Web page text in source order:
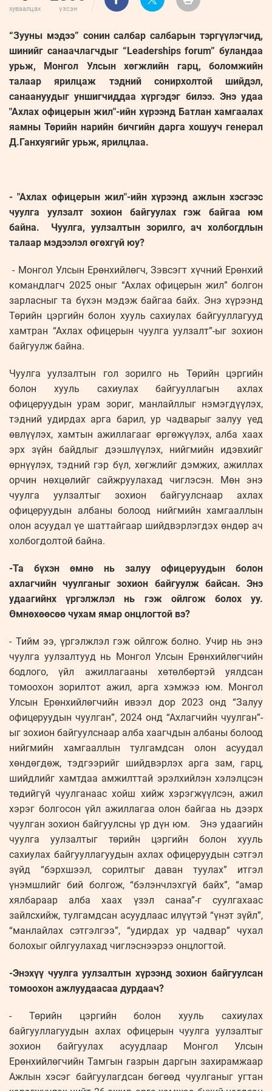
хуваалцах үзсэн
“Зууны мэдээ” сонин салбар салбарын тэргүүлэгчид,
шинийг санаачлагчдыг “Leaderships forum” буландаа
урьж, Монгол Улсын хөгжлийн гарц, боломжийн
талаар ярилцаж тэдний сонирхолтой шийдэл,
санаануудыг уншигчиддаа хүргэдэг билээ. Энэ удаа
"Ахлах офицерын жил"-ийн хүрээнд Батлан хамгаалах
яамны Төрийн нарийн бичгийн дарга хошууч генерал
Д.Ганхуягийг урьж, ярилцлаа.
- "Ахлах офицерын жил"-ийн хүрээнд ажлын хэсгээс
чуулга уулзалт зохион байгуулах гэж байгаа юм
байна. Чуулга, уулзалтын зорилго, ач холбогдлын
талаар мэдээлэл өгөхгүй юу?
- Монгол Улсын Ерөнхийлөгч, Зэвсэгт хүчний Ерөнхий
командлагч 2025 оныг “Ахлах офицерын жил” болгон
зарласныг та бүхэн мэдэж байгаа байх. Энэ хүрээнд
Төрийн цэргийн болон хууль сахиулах байгууллагууд
хамтран “Ахлах офицерын чуулга уулзалт”-ыг зохион
байгуулж байна.
Чуулга уулзалтын гол зорилго нь Төрийн цэргийн
болон хууль сахиулах байгууллагын ахлах
офицеруудын урам зориг, манлайллыг нэмэгдүүлэх,
тэдний удирдах арга барил, ур чадварыг залуу үед
өвлүүлэх, хамтын ажиллагааг өргөжүүлэх, алба хаах
эрх зүйн байдлыг дээшлүүлэх, нийгмийн идэвхийг
өрнүүлэх, тэдний гэр бүл, хөгжлийг дэмжих, ажиллах
орчин нөхцөлийг сайжруулахад чиглэсэн. Мөн энэ
чуулга уулзалтыг зохион байгуулснаар ахлах
офицеруудын албаны болоод нийгмийн хамгааллын
олон асуудал үе шаттайгаар шийдвэрлэгдэх өндөр ач
холбогдолтой байна.
-Та бүхэн өмнө нь залуу офицеруудын болон
ахлагчийн чуулганыг зохион байгуулж байсан. Энэ
удаагийнх үргэлжлэл нь гэж ойлгож болох уу.
Өмнөхөөсөө чухам ямар онцлогтой вэ?
- Тийм ээ, үргэлжлэл гэж ойлгож болно. Учир нь энэ
чуулга уулзалтууд нь Монгол Улсын Ерөнхийлөгчийн
бодлого, үйл ажиллагааны хөтөлбөртэй уялдсан
томоохон зорилтот ажил, арга хэмжээ юм. Монгол
Улсын Ерөнхийлөгчийн ивээл дор 2023 онд “Залуу
офицеруудын чуулган”, 2024 онд “Ахлагчийн чуулган”-
ыг зохион байгуулснаар алба хаагчдын албаны болоод
нийгмийн хамгааллын тулгамдсан олон асуудал
хөндөгдөж, тэдгээрийг шийдвэрлэх арга зам, гарц,
шийдлийг хамтдаа амжилттай эрэлхийлэн хэлэлцсэн
төдийгүй чуулганаас хойш хийж хэрэгжүүлсэн, ажил
хэрэг болгосон үйл ажиллагаа олон байгаа нь дээрх
чуулган зохион байгуулсны үр дүн юм. Энэ удаагийн
чуулга уулзалтыг төрийн цэргийн болон хууль
сахиулах байгууллагуудын ахлах офицеруудын сэтгэл
зүйд “бэрхшээл, сорилтыг даван туулах” итгэл
үнэмшлийг бий болгож, “бэлэнчлэхгүй байх”, “амар
хялбараар алба хаах үзэл санаа”-г суулгахаас
зайлсхийж, тулгамдсан асуудлаас илүүтэй “үнэт зүйл”,
“манлайлах сэтгэлгээ”, “удирдах ур чадвар” чухал
болохыг ойлгуулахад чиглэснээрээ онцлогтой.
-Энэхүү чуулга уулзалтын хүрээнд зохион байгуулсан
томоохон ажлуудаасаа дурдаач?
- Төрийн цэргийн болон хууль сахиулах
байгууллагуудын ахлах офицерын чуулга уулзалтыг
зохион байгуулах асуудлаар Монгол Улсын
Ерөнхийлөгчийн Тамгын газрын даргын захирамжаар
Ажлын хэсэг байгуулагдсан бөгөөд чуулганыг угтан